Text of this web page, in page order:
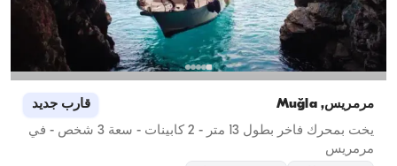
مرمريس, Muğla قارب جديد
يخت بمحرك فاخر بطول 13 متر - 2 كابينات - سعة 3 شخص - في
مرمريس